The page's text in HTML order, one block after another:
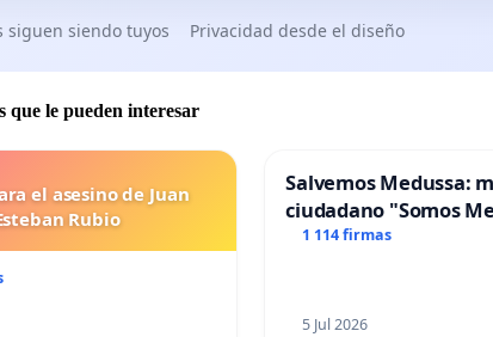
siguen siendo tuyos Privacidad desde el diseño
que le pueden interesar
el asesino de Juan
Rubio
Salvemos Medussa:
ciudadano "Somos
1 114 firmas
5 Jul 2026